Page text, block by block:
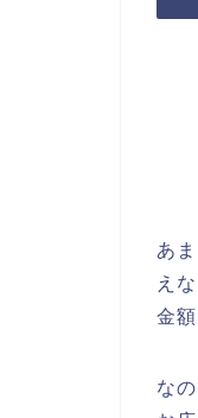
あ
え
金
な